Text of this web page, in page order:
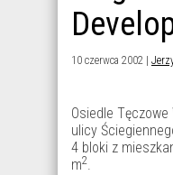
10 czerwca 2002 |
Osiedle
ulicy
4 bloki z
m2.